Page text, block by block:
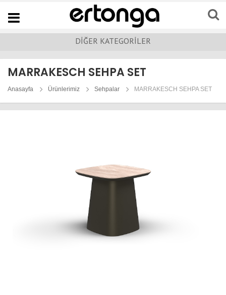
Navigation
DİĞER KATEGORİLER
MARRAKESCH SEHPA SET
Anasayfa Ürünlerimiz Sehpalar MARRAKESCH SEHPA SET